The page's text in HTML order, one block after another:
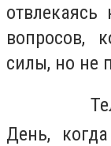
вопросов,
силы, но не
День,